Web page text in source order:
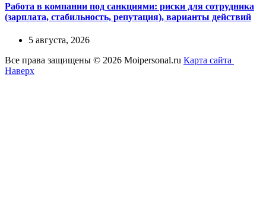
Работа в компании под санкциями: риски для сотрудника
(зарплата, стабильность, репутация), варианты действий
5 августа, 2026
Все права защищены © 2026 Moipersonal.ru Карта сайта
Наверх